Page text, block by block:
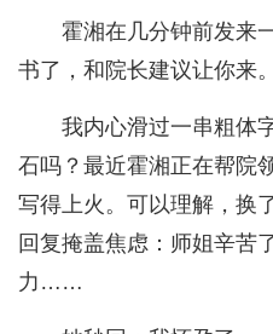
霍湘在几分钟前发来
书了，和院长建议让你来。
我内心滑过一串粗体
石吗？最近霍湘正在帮院
写得上火。可以理解，换
回复掩盖焦虑：师姐辛苦
力……